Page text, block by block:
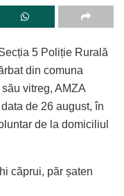
5 Poliție Rurală
din comuna
vitreg, AMZA
de 26 august, în
de la domiciliul
căprui, păr șaten